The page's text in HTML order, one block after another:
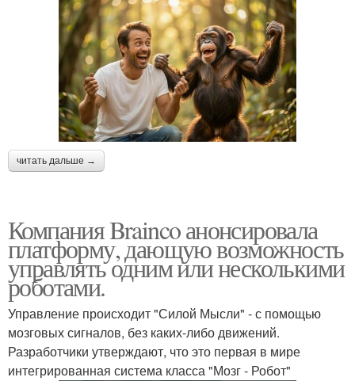
читать дальше →
Компания Brainco анонсировала
платформу, дающую возможность
управлять одним или несколькими
роботами.
Управление происходит "Силой Мысли" - с помощью
мозговых сигналов, без каких-либо движений.
Разработчики утверждают, что это первая в мире
интегрированная система класса "Мозг - Робот"